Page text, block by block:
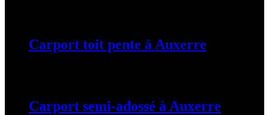
Carport toit pente à Auxerre
Carport semi-adossé à Auxerre